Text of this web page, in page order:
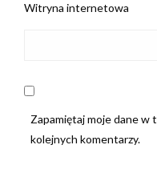
Witryna internetowa
Zapamiętaj moje dane w
kolejnych komentarzy.